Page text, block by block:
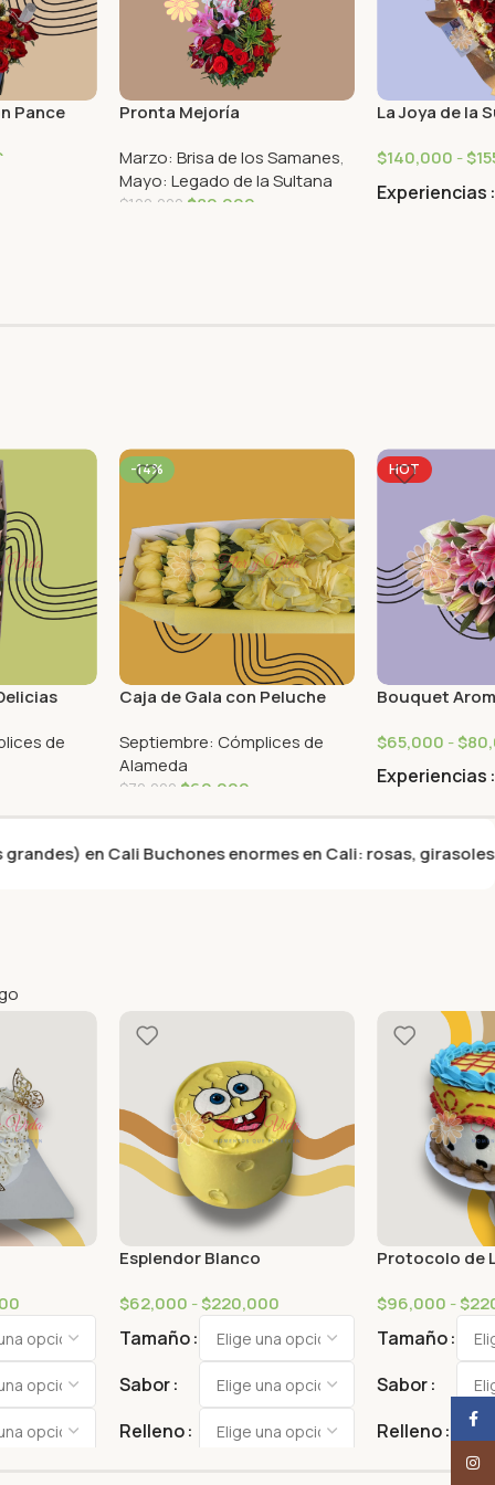
Pance
Pronta Mejoría
Marzo: Brisa de los Samanes,
Mayo: Legado de la Sultana
$100,000 $80,000
La Joya de la
$140,000 -$
Experiencias
de
-14%
Caja de Gala con Peluche
Septiembre: Cómplices de
Alameda
$70,000 $60,000
HOT
Bouquet
$65,000 -$
Experiencias
en Cali Buchones enormes en Cali: rosas, girasoles y
Esplendor Blanco
$62,000 -$220,000
Tamaño
Sabor
Relleno
Protocolo de
$96,000 -$
Tamaño
Sabor
Relleno